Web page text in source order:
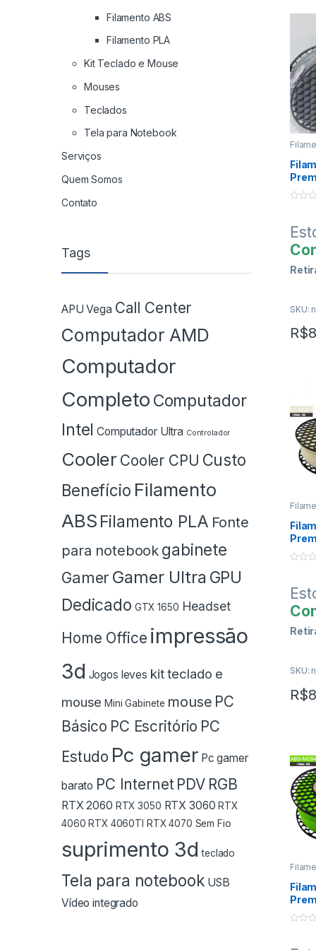
Os
Para
no
em
fale
u
f
Para
no
em
fale
SKU:
R$
u
f
são
Para
no
em
fale
SKU:
R$
u
Filamento ABS
Filamento PLA
Kit Teclado e Mouse
Mouses
Teclados
Tela para Notebook
Serviços
Quem Somos
Contato
Tags
APU Vega Call Center
Computador AMD
Computador
Completo Computador
Intel Computador Ultra Controlador
Cooler Cooler CPU Custo
Benefício Filamento
ABS Filamento PLA Fonte
para notebook gabinete
Gamer Gamer Ultra GPU
Dedicado GTX 1650 Headset
Home Office impressão
3d Jogos leves kit teclado e
mouse Mini Gabinete mouse PC
Básico PC Escritório PC
Estudo Pc gamer Pc gamer
barato PC Internet PDV RGB
RTX 2060 RTX 3050 RTX 3060 RTX
4060 RTX 4060TI RTX 4070 Sem Fio
suprimento 3d teclado
Tela para notebook USB
Vídeo integrado